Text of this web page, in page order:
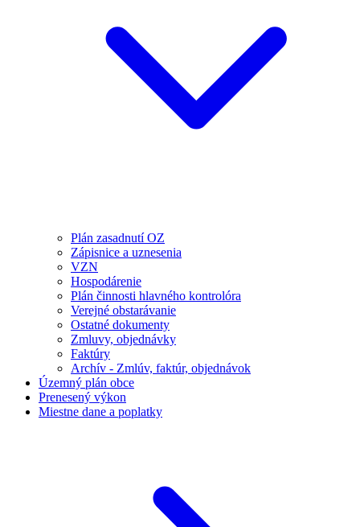
Plán zasadnutí OZ
Zápisnice a uznesenia
VZN
Hospodárenie
Plán činnosti hlavného kontrolóra
Verejné obstarávanie
Ostatné dokumenty
Zmluvy, objednávky
Faktúry
Archív - Zmlúv, faktúr, objednávok
Územný plán obce
Prenesený výkon
Miestne dane a poplatky